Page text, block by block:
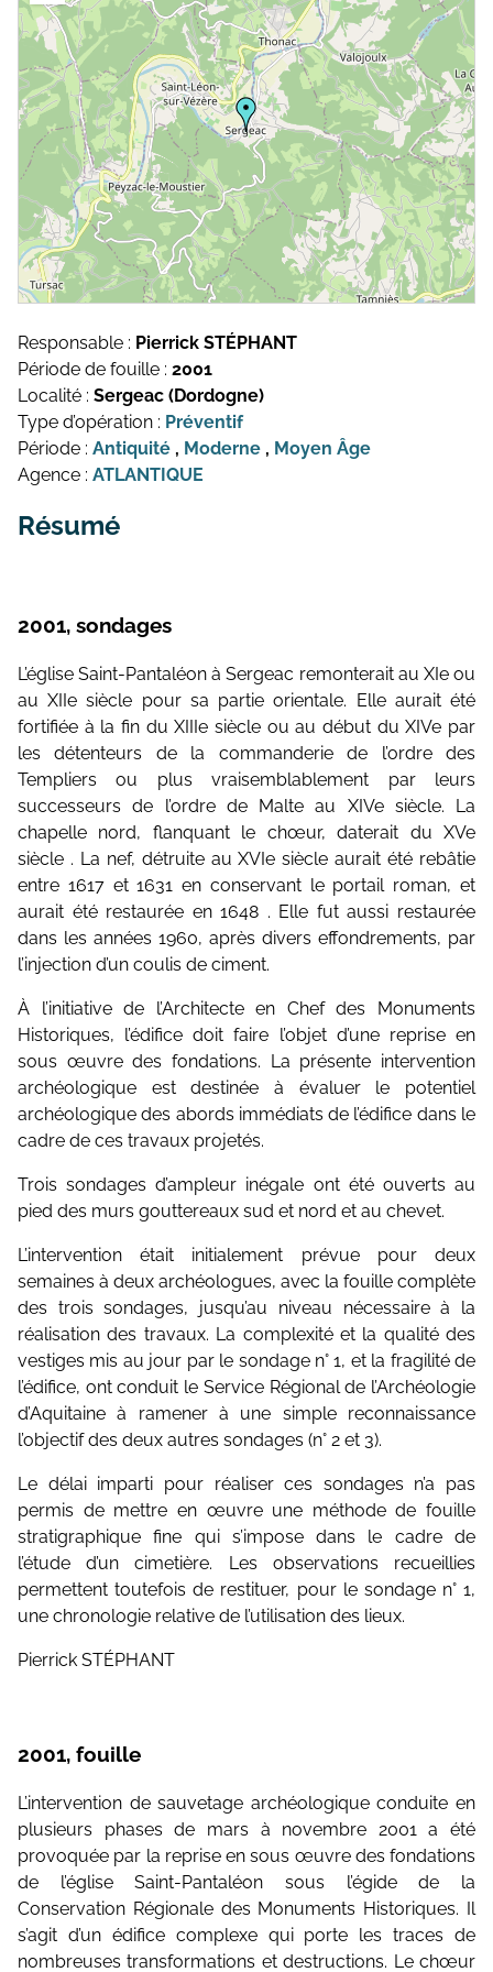
Topographie et Photogrammétrie
Drones
Inventaires du patrimoine
Systèmes d’information géographique
HArpage
La formation QGIS
Études du mobilier
Études archéozoologiques
Études géoarchéologiques
Communication et Valorisation
Publications de l’équipe
Responsable : Pierrick STÉPHANT
Période de fouille : 2001
Localité : Sergeac (Dordogne)
Type d’opération : Préventif
Période : Antiquité , Moderne , Moyen Âge
Agence : ATLANTIQUE
Résumé
2001, sondages
L’église Saint-Pantaléon à Sergeac remonterait au XIe ou
au XIIe siècle pour sa partie orientale. Elle aurait été
fortifiée à la fin du XIIIe siècle ou au début du XIVe par
les détenteurs de la commanderie de l’ordre des
Templiers ou plus vraisemblablement par leurs
successeurs de l’ordre de Malte au XIVe siècle. La
chapelle nord, flanquant le chœur, daterait du XVe
siècle . La nef, détruite au XVIe siècle aurait été rebâtie
entre 1617 et 1631 en conservant le portail roman, et
aurait été restaurée en 1648 . Elle fut aussi restaurée
dans les années 1960, après divers effondrements, par
l’injection d’un coulis de ciment.
À l’initiative de l’Architecte en Chef des Monuments
Historiques, l’édifice doit faire l’objet d’une reprise en
sous œuvre des fondations. La présente intervention
archéologique est destinée à évaluer le potentiel
archéologique des abords immédiats de l’édifice dans le
cadre de ces travaux projetés.
Trois sondages d’ampleur inégale ont été ouverts au
pied des murs gouttereaux sud et nord et au chevet.
L’intervention était initialement prévue pour deux
semaines à deux archéologues, avec la fouille complète
des trois sondages, jusqu’au niveau nécessaire à la
réalisation des travaux. La complexité et la qualité des
vestiges mis au jour par le sondage n° 1, et la fragilité de
l’édifice, ont conduit le Service Régional de l’Archéologie
d’Aquitaine à ramener à une simple reconnaissance
l’objectif des deux autres sondages (n° 2 et 3).
Le délai imparti pour réaliser ces sondages n’a pas
permis de mettre en œuvre une méthode de fouille
stratigraphique fine qui s’impose dans le cadre de
l’étude d’un cimetière. Les observations recueillies
permettent toutefois de restituer, pour le sondage n° 1,
une chronologie relative de l’utilisation des lieux.
Pierrick STÉPHANT
2001, fouille
L’intervention de sauvetage archéologique conduite en
plusieurs phases de mars à novembre 2001 a été
provoquée par la reprise en sous œuvre des fondations
de l’église Saint-Pantaléon sous l’égide de la
Conservation Régionale des Monuments Historiques. Il
s’agit d’un édifice complexe qui porte les traces de
nombreuses transformations et destructions. Le chœur